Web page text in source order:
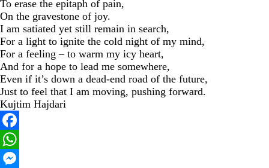
To erase the epitaph of pain,
On the gravestone of joy.
I am satiated yet still remain in search,
For a light to ignite the cold night of my mind,
For a feeling – to warm my icy heart,
And for a hope to lead me somewhere,
Even if it’s down a dead-end road of the future,
Just to feel that I am moving, pushing forward.
Kujtim Hajdari
Facebook
WhatsApp